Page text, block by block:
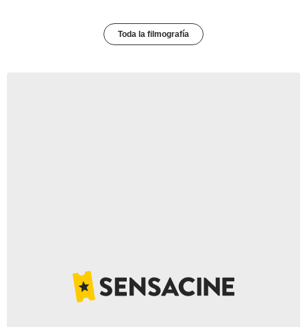
Toda la filmografía